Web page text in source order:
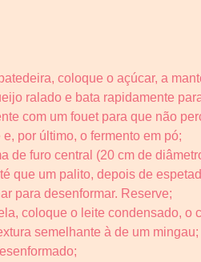
coloque o açúcar, a
ralado e bata rapidamente
com um fouet para que não
por último, o fermento em pó;
de furo central (20 cm de
que um palito, depois de
para desenformar. Reserve;
coloque o leite condensado,
semelhante à de um mingau;